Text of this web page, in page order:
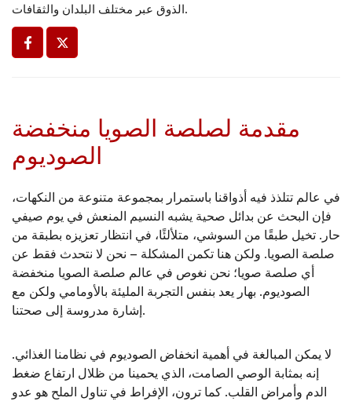
الذوق عبر مختلف البلدان والثقافات.
مقدمة لصلصة الصويا منخفضة
الصوديوم
في عالم تتلذذ فيه أذواقنا باستمرار بمجموعة متنوعة من النكهات،
فإن البحث عن بدائل صحية يشبه النسيم المنعش في يوم صيفي
حار. تخيل طبقًا من السوشي، متلألئًا، في انتظار تعزيزه بطبقة من
صلصة الصويا. ولكن هنا تكمن المشكلة – نحن لا نتحدث فقط عن
أي صلصة صويا؛ نحن نغوص في عالم صلصة الصويا منخفضة
الصوديوم. بهار يعد بنفس التجربة المليئة بالأومامي ولكن مع
إشارة مدروسة إلى صحتنا.
لا يمكن المبالغة في أهمية انخفاض الصوديوم في نظامنا الغذائي.
إنه بمثابة الوصي الصامت، الذي يحمينا من ظلال ارتفاع ضغط
الدم وأمراض القلب. كما ترون، الإفراط في تناول الملح هو عدو